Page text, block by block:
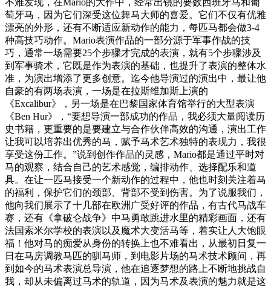
萄牙马，因为它们深受这位舞马大师的喜爱。它们不仅有优雅
漂亮的外形，还有不断适应新动作的能力，每匹马都会做3-4
种高技巧动作。Mario表演作品的一部分源于军事作战的技
巧，通常一场需要25个步骤才完成的表演，就有5个步骤涉及
到军事骑术，它既是作为表演的基础，也提升了表演的整体水
准，为演出增添了更多创意。迄今他导演过的演出中，最让他
自豪的有两场表演，一场是在拉斯维加斯上演的
《Excalibur》，另一场是在巴黎国家体育馆举行的大型表演
《Ben Hur》，“要想导演一部成功的作品，我必须大量阅读历
史书籍，更重要的是要建立与合作伙伴高效的沟通，演出工作
让我可以培养出优秀的马，赋予马术艺术独特的表现力，我很
享受这份工作。”说到创作作品的灵感，Mario都是通过平时对
马的观察，结合自己的艺术感觉，编排动作、选择配乐和道
具。在让一匹马接受一个新动作的过程中，他也时刻关注着马
的福利，保护它们的颈部、背部不受到伤害。为了说服我们，
他向我们展示了十几部在欧洲广受好评的作品，有古代马战车
赛，还有《拿破仑战争》中马勇敢跳进水里的精彩画面，还有
法国索米尔学校的表演以及魔术大变活马等，着实让人大饱眼
福！他对马的痴爱从身份的转换上也不难看出，从最初日复一
日在马房调教马匹的驯马师，到电影片场的马术技术顾问，再
到如今的马术表演总导演，他在追逐梦想的路上不断地挑战自
我，却从未偏离过马术的轨道，因为马术及表演的魅力就是这